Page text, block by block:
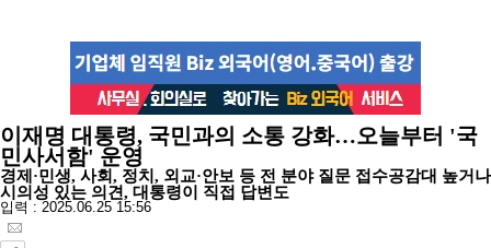
이재명 대통령, 국민과의 소통 강화…오늘부터 '국
민사서함' 운영
경제·민생, 사회, 정치, 외교·안보 등 전 분야 질문 접수공감대 높거나
시의성 있는 의견, 대통령이 직접 답변도
입력 : 2025.06.25 15:56